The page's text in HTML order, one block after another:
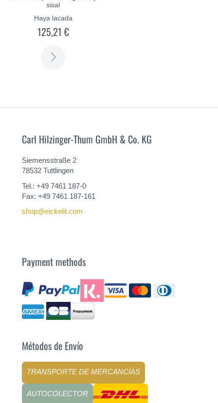
sisal
Haya lacada
125,21 €
Carl Hilzinger-Thum GmbH & Co. KG
Siemensstraße 2
78532 Tuttlingen
Tel.: +49 7461 187-0
Fax: +49 7461 187-161
shop@eickelit.com
Payment methods
Métodos de Envío
TRANSPORTE DE MERCANCÍAS
AUTOCOLECTOR